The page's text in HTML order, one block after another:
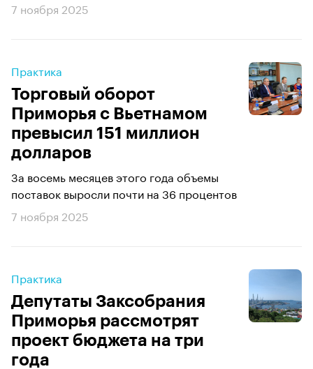
7 ноября 2025
Практика
Торговый оборот
Приморья с Вьетнамом
превысил 151 миллион
долларов
За восемь месяцев этого года объемы
поставок выросли почти на 36 процентов
7 ноября 2025
Практика
Депутаты Заксобрания
Приморья рассмотрят
проект бюджета на три
года